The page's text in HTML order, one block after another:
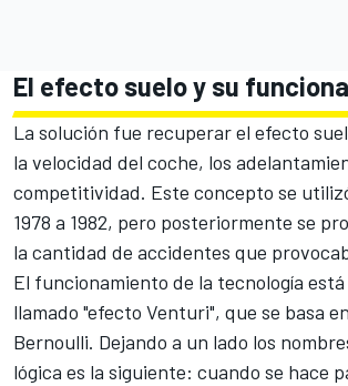
El efecto suelo y su
La solución fue recuperar el efecto
la velocidad del coche, los
competitividad. Este concepto se
1978 a 1982, pero posteriormente se
la cantidad de accidentes que
El funcionamiento de la tecnología
llamado "efecto Venturi", que se basa
Bernoulli. Dejando a un lado los
lógica es la siguiente: cuando se hace